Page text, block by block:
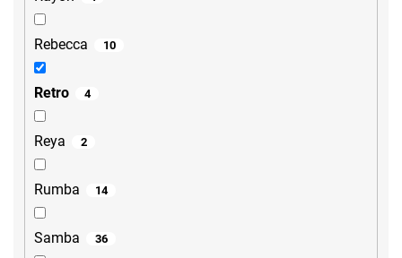
Rebecca 10
Retro 4
Reya 2
Rumba 14
Samba 36